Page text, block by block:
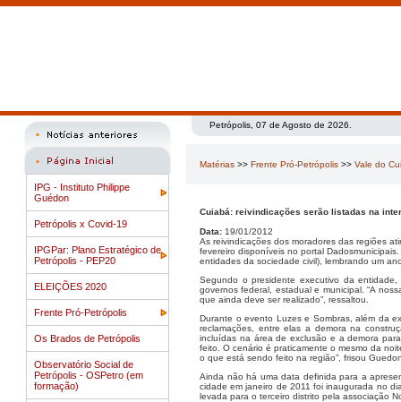
IPG - Instituto Philippe
Guédon
Petrópolis x Covid-19
IPGPar: Plano Estratégico de
Petrópolis - PEP20
ELEIÇÕES 2020
Frente Pró-Petrópolis
Os Brados de Petrópolis
Observatório Social de
Petrópolis - OSPetro (em
formação)
Petrópolis, 07 de Agosto de 2026.
Matérias >> Frente Pró-Petrópolis >> Vale do
Cuiabá: reivindicações serão listadas na
Data: 19/01/2012
As reivindicações dos moradores das regiões
fevereiro disponíveis no portal
entidades da sociedade civil), lembrando um
Segundo o presidente executivo da
governos federal, estadual e municipal. “A
que ainda deve ser realizado”, ressaltou.
Durante o evento Luzes e Sombras, além da
reclamações, entre elas a demora na
incluídas na área de exclusão e a demora
feito. O cenário é praticamente o mesmo da
o que está sendo feito na região”, frisou
Ainda não há uma data definida para a
cidade em janeiro de 2011 foi inaugurada no
levada para o terceiro distrito pela associação